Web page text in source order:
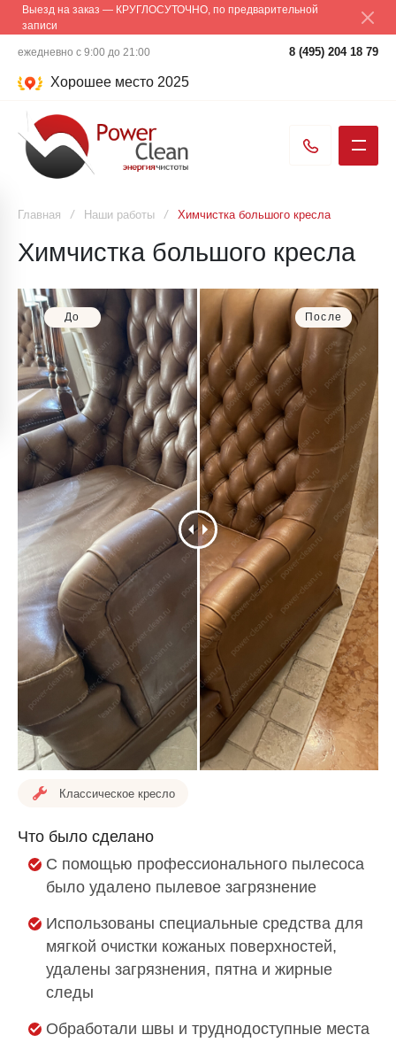
Выезд на заказ — КРУГЛОСУТОЧНО, по предварительной
записи
ежедневно с 9:00 до 21:00 8 (495) 204 18 79
Хорошее место 2025
Главная / Наши работы / Химчистка большого кресла
Химчистка большого кресла
Классическое кресло
Что было сделано
С помощью профессионального пылесоса
было удалено пылевое загрязнение
Использованы специальные средства для
мягкой очистки кожаных поверхностей,
удалены загрязнения, пятна и жирные
следы
Обработали швы и труднодоступные места